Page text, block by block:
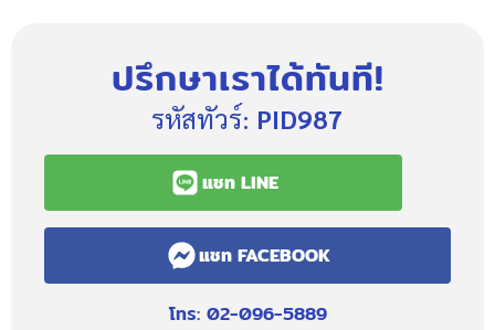
ปรึกษาเราได้ทันที!
รหัสทัวร์: PID987
แชท LINE
แชท FACEBOOK
โทร: 02-096-5889